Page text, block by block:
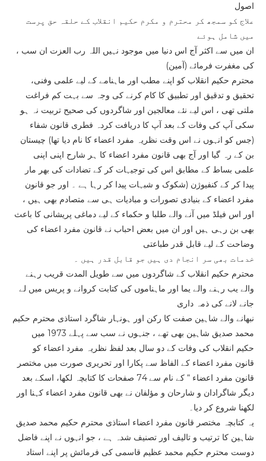
اصول
علاج کو سمجھ کر محترم و مکرم حکیم انقلاب کے حلقہ حق پرست
میں شامل ہوئے
، ان میں سے اکثر آج اس دنیا میں موجود نہیں اللہ رب العزت ان سب
کی مغفرت فرمائے (آمین)
محترم حکیم انقلاب کو اپنے مطب اور ماہنامے کے لیے علمی وفنی،
تحقیق و تدقیق اور تطبیق کا کام کرنے کی وجہ سے بہت کم فراغت
ملتی تھی ، اس لیے نئے معالجین اور شاگردوں کی صحیح تربیت نہ ہو
سکی آپ کی وفات کے بعد آپ کا دریافت کردہ فطری قانون شفاء
(جس کو انہوں نے اس وقت نظریہ مفرد اعضاء کا نام دیا تھا) چیستان
بن کے رہ گیا اور آج بھی قانون مفرد اعضاء کا ہر شارح اپنی اپنی
علمی بساط کے مطابق اس کی توجیہات کر کے تضادات کی بھر مار
پیدا کر کے کنفیوژن (شکوک و شبہات پیدا کر رہا ہے ۔ اور جو قانون
مفرد اعضاء کے بنیادی تصورات و مبادیات ہی سے متصادم بھی ہیں ،
اور اس فیلڈ میں آنے والے طلبا و حکماء کے لیے دماغی پریشانی کا باعث
بھی بن رہی ہیں اور ان میں بعض احباب نے قانون مفرد اعضاء کی
وضاحت کے لیے قابل قدر طباعتی
خدمات بھی سر انجام دی ہیں جو قابل قدر ہیں ۔
محترم حکیم انقلاب کے شاگردوں میں سے طویل المدت قریب رہنے
والے یب رہنے والے یما اور ماہناموں کی کتابت کروانے و پریس میں لے
جانے لانے کی ذمہ داری
نبھانے والے شاہین صفت کا رکن اور ہونہار شاگرد استاذی محترم حکیم
محمد صدیق شاہین بھی تھے ، جنہوں نے سب سے پہلے 1973 میں
حکیم انقلاب کی وفات کے دو سال بعد لفظ نظریہ مفرد اعضاء کو
قانون مفرد اعضاء کے الفاظ سے پکارا اور تحریری صورت میں مختصر
قانون مفرد اعضاء “ کے نام سے 74 صفحات کا کتابچہ لکھا، اسکے بعد
دیگر شاگرادان و شارحان و مؤلفان نے بھی قانون مفرد اعضاء کہنا اور
لکھنا شروع کر دیا۔
یہ کتابچہ مختصر قانون مفرد اعضاء استاذی محترم حکیم محمد صدیق
شاہین کا ترتیب و تالیف اور تصنیف شدہ ہے ، جو انہوں نے اپنے فاضل
دوست محترم حکیم محمد عظیم قاسمی کی فرمائش پر اپنے استاد